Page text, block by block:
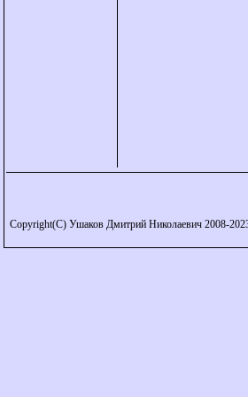
Copyright(C) Ушаков Дмитрий Николаевич 2008-